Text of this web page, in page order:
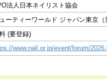
法人日本ネイリスト協会
ーティーワールド ジャパン東京（
(要登録)
www.nail.or.jp/event/forum/